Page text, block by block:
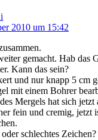
2010 um 15:42
gemacht. Hab das
Kann das sein?
und nur knapp 5 cm
mit einem Bohrer
Mergels hat sich jetzt
fein und cremig, jetzt
schlechtes Zeichen?